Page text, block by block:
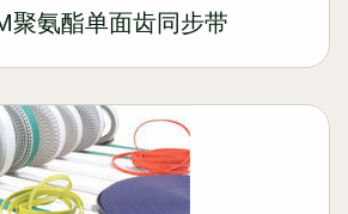
聚氨酯单面齿同步带